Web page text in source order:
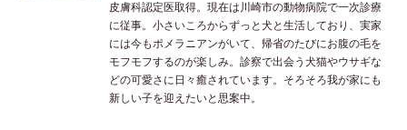
皮膚科認定医取得。現在は川崎市の動物病院で一次診療
に従事。小さいころからずっと犬と生活しており、実家
には今もポメラニアンがいて、帰省のたびにお腹の毛を
モフモフするのが楽しみ。診察で出会う犬猫やウサギな
どの可愛さに日々癒されています。そろそろ我が家にも
新しい子を迎えたいと思案中。